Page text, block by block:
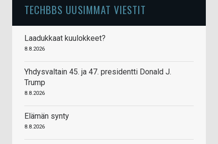
TECHBBS UUSIMMAT VIESTIT
Laadukkaat kuulokkeet?
8.8.2026
Yhdysvaltain 45. ja 47. presidentti Donald J.
Trump
8.8.2026
Elämän synty
8.8.2026